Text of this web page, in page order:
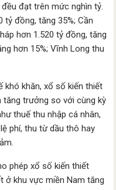
đạt trên mức nghìn tỷ.
đồng, tăng 35%; Cần
hơn 1.520 tỷ đồng, tăng
hơn 15%; Vĩnh Long thu
khó khăn, xổ số kiến thiết
tăng trưởng so với cùng kỳ
thuế thu nhập cá nhân,
phí, thu từ dầu thô hay
phép xổ số kiến thiết
ở khu vực miền Nam tăng